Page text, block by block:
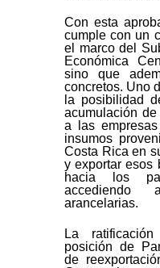
Con esta
cumple con un
el marco del
Económica
sino que
concretos. Uno
la posibilidad
acumulación
a las
insumos
Costa Rica en
y exportar esos
hacia los
accediendo
arancelarias.
La
posición de
de